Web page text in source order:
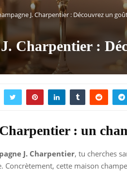
J. Charpentier : Découvrez un
Charpentier :
: un
J. Charpentier, tu cherches
Concrètement, cette maison